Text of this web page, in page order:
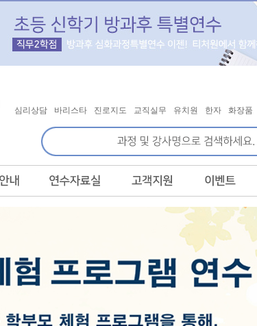
심리상담 바리스타 진로지도 교직실무 유치원 한자 화장품